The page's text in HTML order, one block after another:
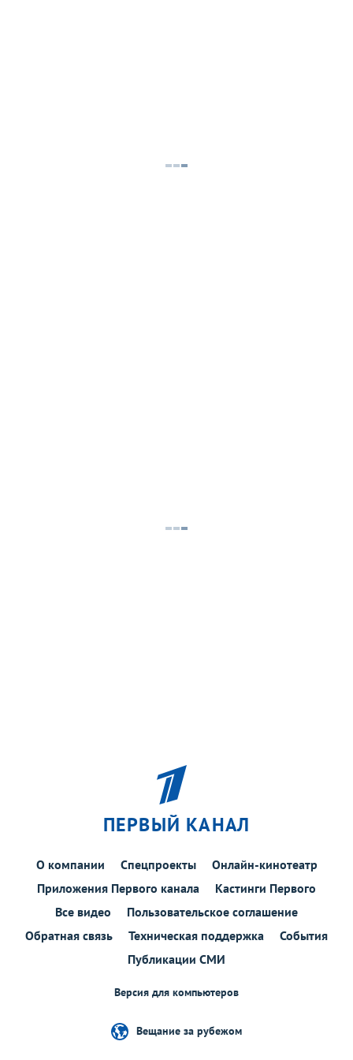
ПЕРВЫЙ КАНАЛ
О компании Спецпроекты
Онлайн-кинотеатр
Приложения Первого канала
Кастинги Первого
Все видео
Пользовательское соглашение
Обратная связь
Техническая поддержка
События
Публикации СМИ
Версия для компьютеров
Вещание за рубежом